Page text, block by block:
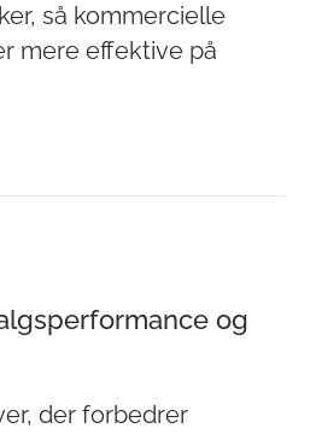
så kommercielle
mere effektive på
og
der forbedrer